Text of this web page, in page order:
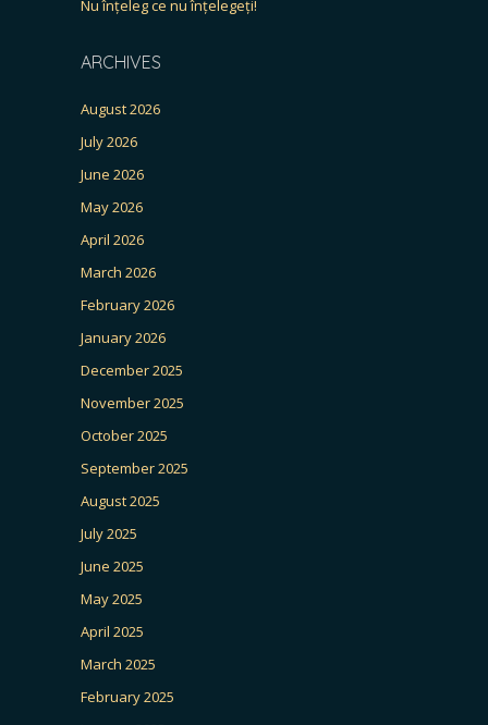
Nu înțeleg ce nu înțelegeți!
ARCHIVES
August 2026
July 2026
June 2026
May 2026
April 2026
March 2026
February 2026
January 2026
December 2025
November 2025
October 2025
September 2025
August 2025
July 2025
June 2025
May 2025
April 2025
March 2025
February 2025